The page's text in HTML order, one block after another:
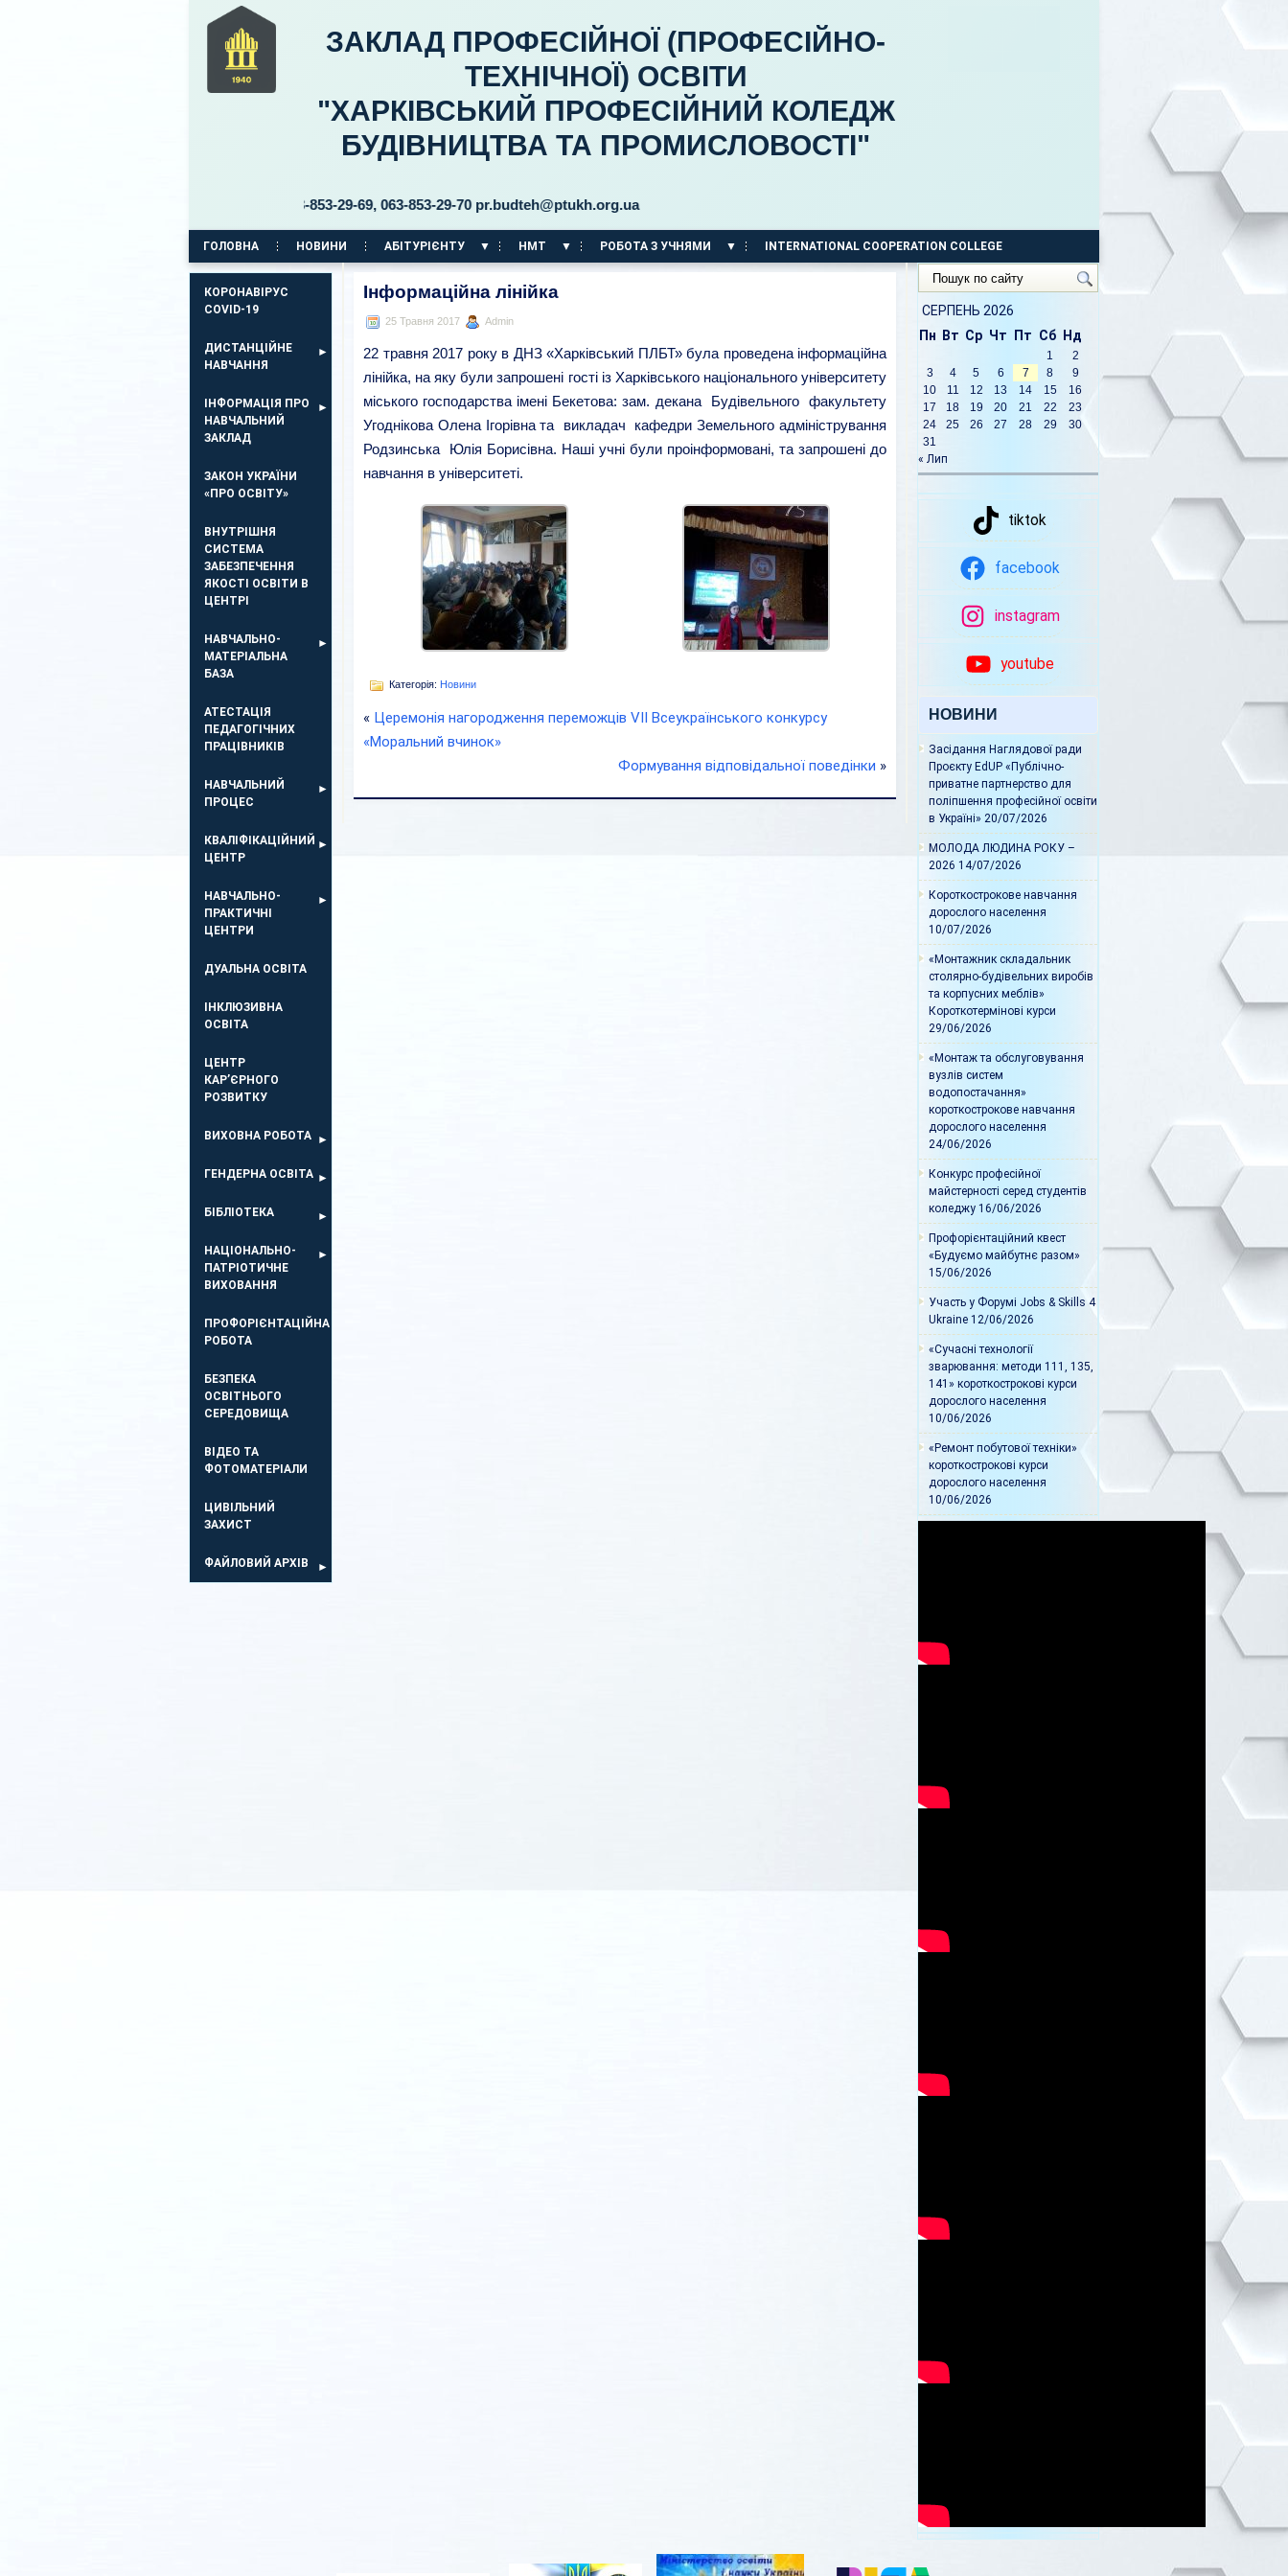
ЗАКЛАД ПРОФЕСІЙНОЇ (ПРОФЕСІЙНО-
ТЕХНІЧНОЇ) ОСВІТИ
"ХАРКІВСЬКИЙ ПРОФЕСІЙНИЙ КОЛЕДЖ
БУДІВНИЦТВА ТА ПРОМИСЛОВОСТІ"
Б. Хмельницького, 30 тел. 063-853-29-69, 063-853-29-70 pr.budteh@ptukh.org.ua
ГОЛОВНА НОВИНИ АБІТУРІЄНТУ НМТ РОБОТА З УЧНЯМИ INTERNATIONAL COOPERATION COLLEGE
КОРОНАВІРУС
COVID-19
ДИСТАНЦІЙНЕ
НАВЧАННЯ
ІНФОРМАЦІЯ ПРО
НАВЧАЛЬНИЙ
ЗАКЛАД
ЗАКОН УКРАЇНИ
«ПРО ОСВІТУ»
ВНУТРІШНЯ
СИСТЕМА
ЗАБЕЗПЕЧЕННЯ
ЯКОСТІ ОСВІТИ В
ЦЕНТРІ
НАВЧАЛЬНО-
МАТЕРІАЛЬНА
БАЗА
АТЕСТАЦІЯ
ПЕДАГОГІЧНИХ
ПРАЦІВНИКІВ
НАВЧАЛЬНИЙ
ПРОЦЕС
КВАЛІФІКАЦІЙНИЙ
ЦЕНТР
НАВЧАЛЬНО-
ПРАКТИЧНІ
ЦЕНТРИ
ДУАЛЬНА ОСВІТА
ІНКЛЮЗИВНА
ОСВІТА
ЦЕНТР
КАР’ЄРНОГО
РОЗВИТКУ
ВИХОВНА РОБОТА
ГЕНДЕРНА ОСВІТА
БІБЛІОТЕКА
НАЦІОНАЛЬНО-
ПАТРІОТИЧНЕ
ВИХОВАННЯ
ПРОФОРІЄНТАЦІЙНА
РОБОТА
БЕЗПЕКА
ОСВIТНЬОГО
СЕРЕДОВИЩА
ВІДЕО ТА
ФОТОМАТЕРІАЛИ
ЦИВІЛЬНИЙ
ЗАХИСТ
ФАЙЛОВИЙ АРХІВ
Інформаційна лінійка
25 Травня 2017 Admin
22 травня 2017 року в ДНЗ «Харківський ПЛБТ» була проведена інформаційна
лінійка, на яку були запрошені гості із Харківського національного університету
міського господарства імені Бекетова: зам. декана Будівельного факультету
Угоднікова Олена Ігорівна та викладач кафедри Земельного адміністрування
Родзинська Юлія Борисівна. Наші учні були проінформовані, та запрошені до
навчання в університеті.
Категорія: Новини
« Церемонія нагородження переможців VII Всеукраїнського конкурсу
«Моральний вчинок»
Формування відповідальної поведінки »
Пошук
по
сайту
СЕРПЕНЬ 2026
Пн
Вт Ср Чт Пт Сб Нд
1
2
3
4 5 6 7 8
9
10
11 12 13 14 15
16
17
18 19 20 21 22
23
24
25 26 27 28 29
30
31
« Лип
tiktok
facebook
instagram
youtube
НОВИНИ
Засідання Наглядової ради
Проєкту EdUP «Публічно-
приватне партнерство для
поліпшення професійної освіти
в Україні» 20/07/2026
МОЛОДА ЛЮДИНА РОКУ –
2026 14/07/2026
Короткострокове навчання
дорослого населення
10/07/2026
«Монтажник складальник
столярно-будівельних виробів
та корпусних меблів»
Короткотермінові курси
29/06/2026
«Монтаж та обслуговування
вузлів систем
водопостачання»
короткострокове навчання
дорослого населення
24/06/2026
Конкурс професійної
майстерності серед студентів
коледжу 16/06/2026
Профорієнтаційний квест
«Будуємо майбутнє разом»
15/06/2026
Участь у Форумі Jobs & Skills 4
Ukraine 12/06/2026
«Сучасні технології
зварювання: методи 111, 135,
141» короткострокові курси
дорослого населення
10/06/2026
«Ремонт побутової техніки»
короткострокові курси
дорослого населення
10/06/2026